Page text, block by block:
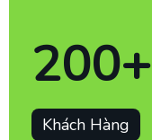
200+
Khách Hàng